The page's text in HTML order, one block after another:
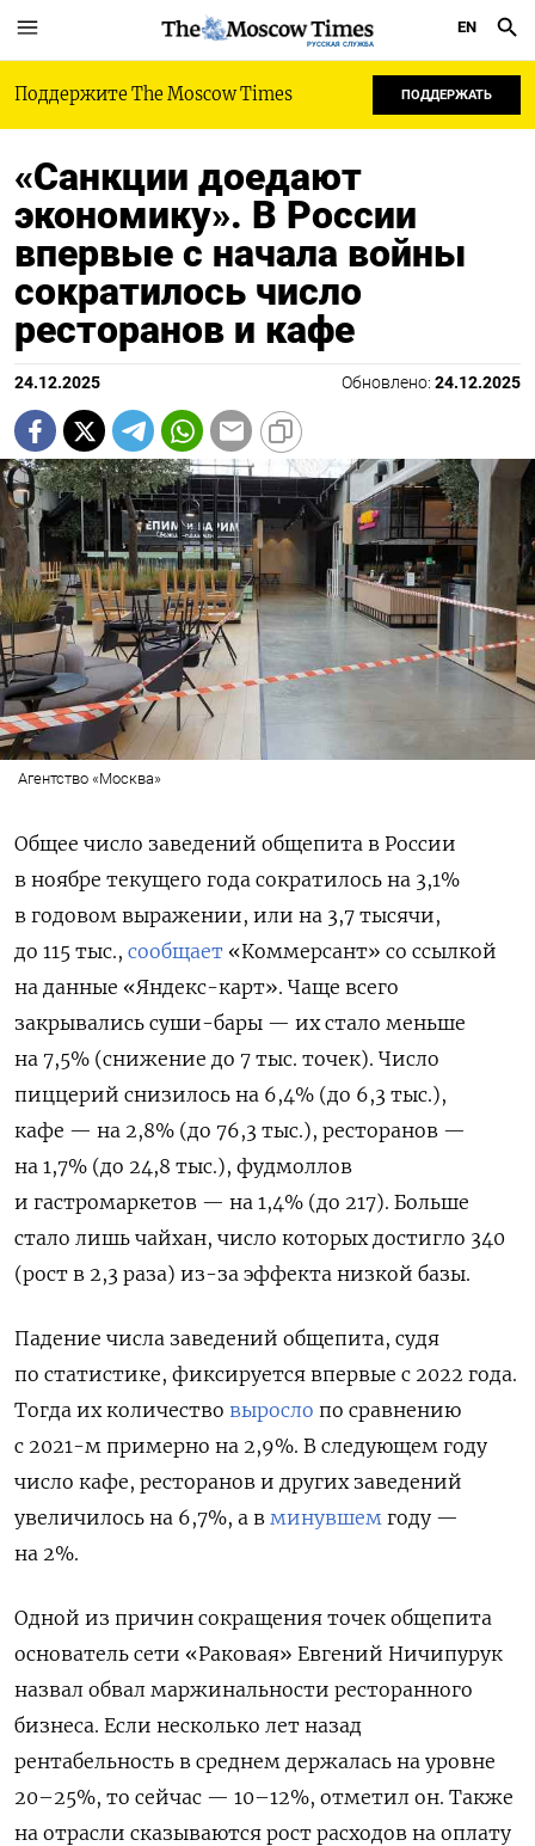
РУССКАЯ СЛУЖБА
EN
Поддержите The Moscow Times ПОДДЕРЖАТЬ
«Санкции доедают
экономику». В России
впервые с начала войны
сократилось число
ресторанов и кафе
24.12.2025 Обновлено: 24.12.2025
Агентство «Москва»
Общее число заведений общепита в России
в ноябре текущего года сократилось на 3,1%
в годовом выражении, или на 3,7 тысячи,
до 115 тыс., сообщает «Коммерсант» со ссылкой
на данные «Яндекс-карт». Чаще всего
закрывались суши-бары — их стало меньше
на 7,5% (снижение до 7 тыс. точек). Число
пиццерий снизилось на 6,4% (до 6,3 тыс.),
кафе — на 2,8% (до 76,3 тыс.), ресторанов —
на 1,7% (до 24,8 тыс.), фудмоллов
и гастромаркетов — на 1,4% (до 217). Больше
стало лишь чайхан, число которых достигло 340
(рост в 2,3 раза) из-за эффекта низкой базы.
Падение числа заведений общепита, судя
по статистике, фиксируется впервые с 2022 года.
Тогда их количество выросло по сравнению
с 2021-м примерно на 2,9%. В следующем году
число кафе, ресторанов и других заведений
увеличилось на 6,7%, а в минувшем году —
на 2%.
Одной из причин сокращения точек общепита
основатель сети «Раковая» Евгений Ничипурук
назвал обвал маржинальности ресторанного
бизнеса. Если несколько лет назад
рентабельность в среднем держалась на уровне
20–25%, то сейчас — 10–12%, отметил он. Также
на отрасли сказываются рост расходов на оплату